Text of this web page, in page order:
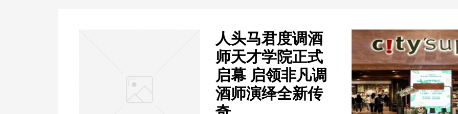
人头马君度调酒
师天才学院正式
启幕 启领非凡调
酒师演绎全新传